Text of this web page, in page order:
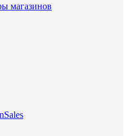
магазинов